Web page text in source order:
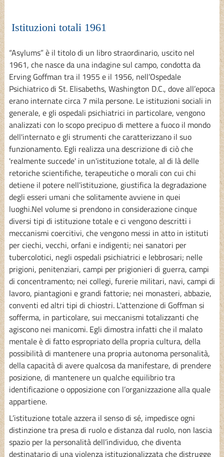
Istituzioni totali 1961
“Asylums” è il titolo di un libro straordinario, uscito nel
1961, che nasce da una indagine sul campo, condotta da
Erving Goffman tra il 1955 e il 1956, nell’Ospedale
Psichiatrico di St. Elisabeths, Washington D.C., dove all’epoca
erano internate circa 7 mila persone. Le istituzioni sociali in
generale, e gli ospedali psichiatrici in particolare, vengono
analizzati con lo scopo precipuo di mettere a fuoco il mondo
dell'internato e gli strumenti che caratterizzano il suo
funzionamento. Egli realizza una descrizione di ciò che
'realmente succede' in un'istituzione totale, al di là delle
retoriche scientifiche, terapeutiche o morali con cui chi
detiene il potere nell'istituzione, giustifica la degradazione
degli esseri umani che solitamente avviene in quei
luoghi.Nel volume si prendono in considerazione cinque
diversi tipi di istituzione totale e ci vengono descritti i
meccanismi coercitivi, che vengono messi in atto in istituti
per ciechi, vecchi, orfani e indigenti; nei sanatori per
tubercolotici, negli ospedali psichiatrici e lebbrosari; nelle
prigioni, penitenziari, campi per prigionieri di guerra, campi
di concentramento; nei collegi, furerie militari, navi, campi di
lavoro, piantagioni e grandi fattorie; nei monasteri, abbazie,
conventi ed altri tipi di chiostri. L'attenzione di Goffman si
sofferma, in particolare, sui meccanismi totalizzanti che
agiscono nei manicomi. Egli dimostra infatti che il malato
mentale è di fatto espropriato della propria cultura, della
possibilità di mantenere una propria autonoma personalità,
della capacità di avere qualcosa da manifestare, di prendere
posizione, di mantenere un qualche equilibrio tra
identificazione o opposizione con l’organizzazione alla quale
appartiene.
L’istituzione totale azzera il senso di sé, impedisce ogni
distinzione tra presa di ruolo e distanza dal ruolo, non lascia
spazio per la personalità dell’individuo, che diventa
destinatario di una violenza istituzionalizzata che distrugge